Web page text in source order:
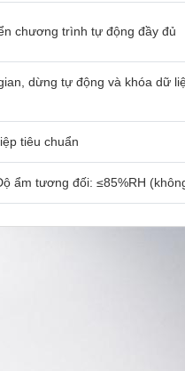
chương trình tự động đầy đủ
dừng tự động và khóa dữ
tiêu chuẩn
ẩm tương đối: ≤85%RH